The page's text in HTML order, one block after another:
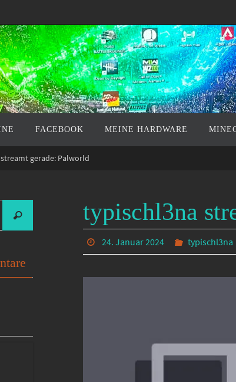
FACEBOOK MEINE HARDWARE
gerade: Palworld
typischl3na
24. Januar 2024 typischl3na
nach:
Suchen